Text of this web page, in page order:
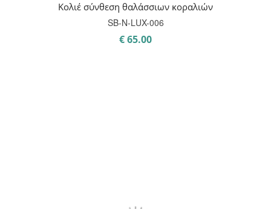
Κολιέ σύνθεση θαλάσσιων κοραλιών
SB-Ν-LUX-006
€65.00